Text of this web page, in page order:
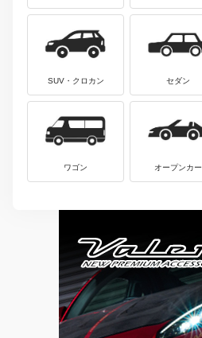
SUV・クロカン セダン
ワゴン オープンカー